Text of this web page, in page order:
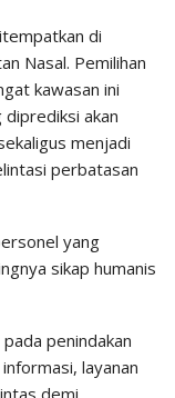
di
Nasal. Pemilihan
kawasan ini
akan
menjadi
perbatasan
yang
sikap humanis
penindakan
layanan